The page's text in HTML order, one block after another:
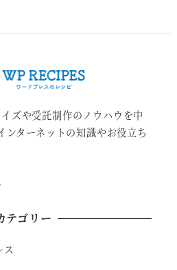
ズや受託制作のノウハウを中
ンターネットの知識やお役立ち
テゴリー
ス